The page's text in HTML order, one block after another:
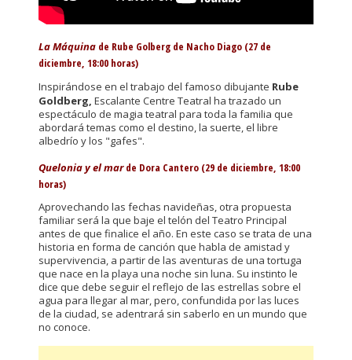
La Máquina de Rube Golberg de Nacho Diago (27 de
diciembre, 18:00 horas)
Inspirándose en el trabajo del famoso dibujante Rube
Goldberg, Escalante Centre Teatral ha trazado un
espectáculo de magia teatral para toda la familia que
abordará temas como el destino, la suerte, el libre
albedrío y los "gafes".
Quelonia y el marde Dora Cantero (29 de diciembre, 18:00
horas)
Aprovechando las fechas navideñas, otra propuesta
familiar será la que baje el telón del Teatro Principal
antes de que finalice el año. En este caso se trata de una
historia en forma de canción que habla de amistad y
supervivencia, a partir de las aventuras de una tortuga
que nace en la playa una noche sin luna. Su instinto le
dice que debe seguir el reflejo de las estrellas sobre el
agua para llegar al mar, pero, confundida por las luces
de la ciudad, se adentrará sin saberlo en un mundo que
no conoce.